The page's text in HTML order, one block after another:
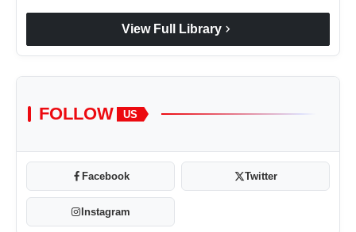
View Full Library chevron_right
FOLLOW US
Facebook Twitter
Instagram